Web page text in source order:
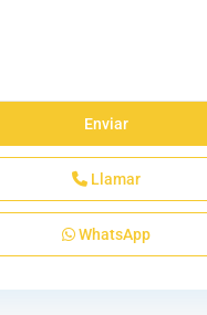
Llamar
WhatsApp